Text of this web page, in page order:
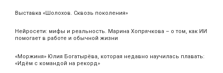
Выставка «Шолохов. Сквозь поколения»
Нейросети: мифы и реальность. Марина Хопрячкова – о том, как ИИ
помогает в работе и обычной жизни
«Моржиня» Юлия Богатырёва, которая недавно научилась плавать:
«Идём с командой на рекорд»